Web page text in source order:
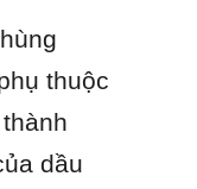
thuộc
dầu